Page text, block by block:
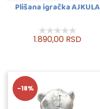
Plišana igračka AJKULA
1.890,00 RSD
-18%